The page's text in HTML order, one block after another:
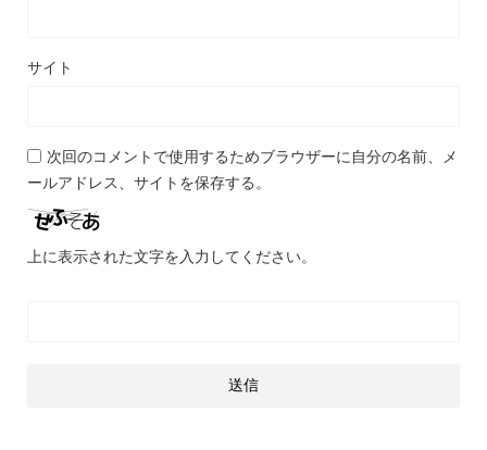
サイト
次回のコメントで使用するためブラウザーに自分の名前、メ
ールアドレス、サイトを保存する。
上に表示された文字を入力してください。